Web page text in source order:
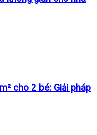
cho 2 bé: Giải pháp